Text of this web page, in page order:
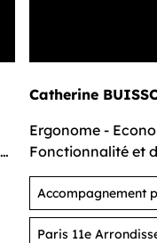
Catherine
Ergonome -
Fonctionnalité et
Coopération
professionnelle
Accompagnement
Paris 11e